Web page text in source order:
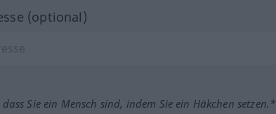
(optional)
Sie ein Mensch sind, indem Sie ein Häkchen setzen.*